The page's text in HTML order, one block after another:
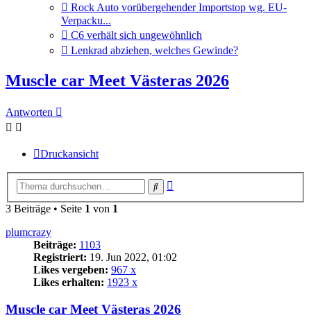
Beitrag
letzten
Beitrag
Gehe
zum
letzten
Beitrag
Rock Auto vorübergehender Importstop wg. EU-
Verpacku...
Gehe
zum
letzten
C6 verhält sich ungewöhnlich
Gehe
letzten
Beitrag
Lenkrad abziehen, welches Gewinde?
Muscle car Meet Västeras 2026
Antworten
Druckansicht
Suche
3 Beiträge • Seite 1 von 1
plumcrazy
Beiträge: 1103
Registriert: 19. Jun 2022, 01:02
Likes vergeben: 967 x
Likes erhalten: 1923 x
Muscle car Meet Västeras 2026